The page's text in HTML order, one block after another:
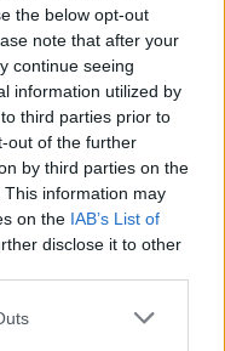
the below opt-out
note that after your
continue seeing
information utilized by
third parties prior to
out of the further
by third parties on the
This information may
on the IAB’s List of
disclose it to other
one or more Google